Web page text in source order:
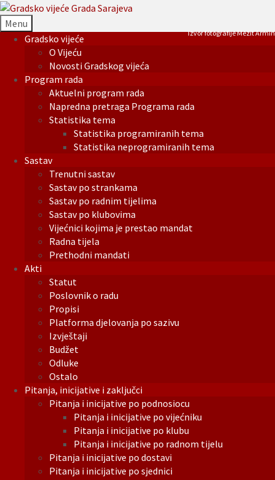
Menu
Gradsko vijeće
O Vijeću
Novosti Gradskog vijeća
Program rada
Aktuelni program rada
Napredna pretraga Programa rada
Statistika tema
Statistika programiranih tema
Statistika neprogramiranih tema
Sastav
Trenutni sastav
Sastav po strankama
Sastav po radnim tijelima
Sastav po klubovima
Vijećnici kojima je prestao mandat
Radna tijela
Prethodni mandati
Akti
Statut
Poslovnik o radu
Propisi
Platforma djelovanja po sazivu
Izvještaji
Budžet
Odluke
Ostalo
Pitanja, inicijative i zaključci
Pitanja i inicijative po podnosiocu
Pitanja i inicijative po vijećniku
Pitanja i inicijative po klubu
Pitanja i inicijative po radnom tijelu
Pitanja i inicijative po dostavi
Pitanja i inicijative po sjednici
Izvor fotografije Mezit Armin